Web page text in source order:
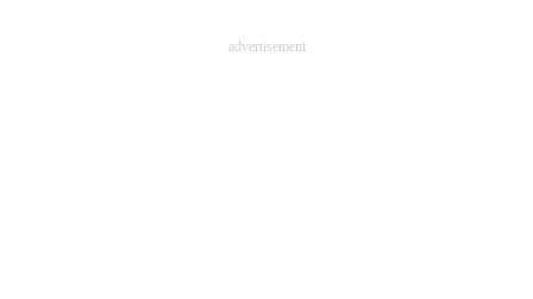
advertisement